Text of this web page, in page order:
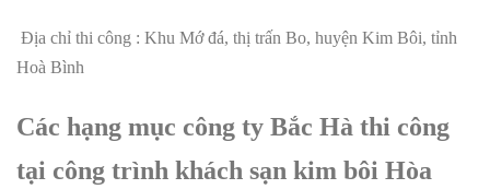
Địa chỉ thi công : Khu Mớ đá, thị trấn Bo, huyện Kim Bôi, tỉnh
Hoà Bình
Các hạng mục công ty Bắc Hà thi công
tại công trình khách sạn kim bôi Hòa